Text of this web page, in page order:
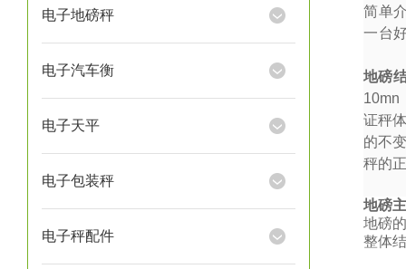
电子地磅秤
电子汽车衡
电子天平
电子包装秤
电子秤配件
简单
一台
地磅
10mn
证秤
的不
秤的
地磅
地磅
整体